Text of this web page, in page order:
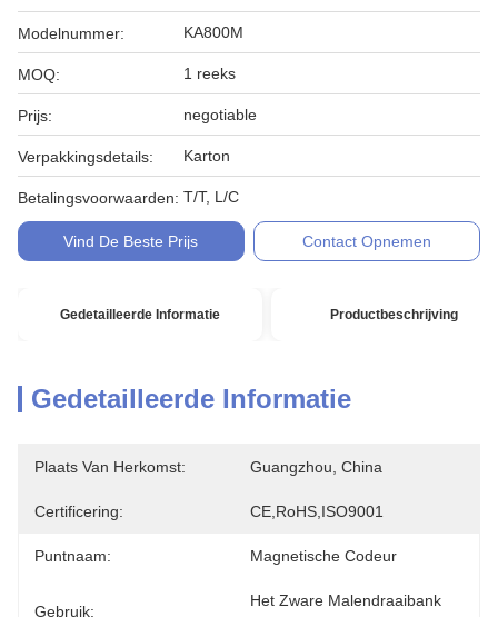
Modelnummer: KA800M
MOQ: 1 reeks
Prijs: negotiable
Verpakkingsdetails: Karton
Betalingsvoorwaarden: T/T, L/C
Vind De Beste Prijs Contact Opnemen
Gedetailleerde Informatie Productbeschrijving
Gedetailleerde Informatie
Plaats Van Herkomst: Guangzhou, China
Certificering: CE,RoHS,ISO9001
Puntnaam: Magnetische Codeur
Gebruik:
Het Zware Malendraaibank